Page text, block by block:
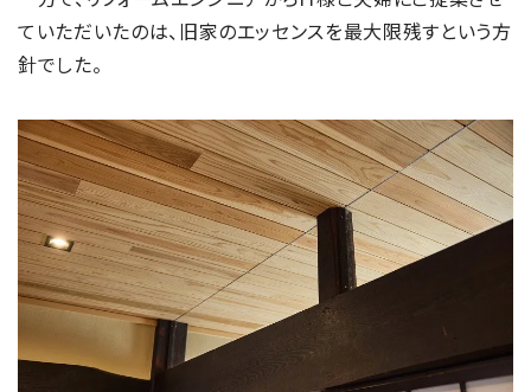
ていただいたのは、旧家のエッセンスを最大限残すという方
針でした。